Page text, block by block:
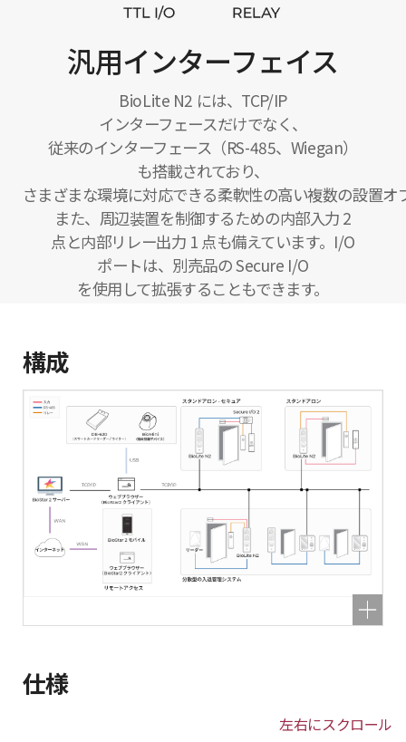
汎用インターフェイス
BioLite N2 には、TCP/IP
インターフェースだけでなく、
従来のインターフェース（RS-485、Wiegan）
も搭載されており、
さまざまな環境に対応できる柔軟性の高い複数の設置オ
また、周辺装置を制御するための内部入力 2
点と内部リレー出力 1 点も備えています。I/O
ポートは、別売品の Secure I/O
を使用して拡張することもできます。
構成
仕様
左右にスクロール